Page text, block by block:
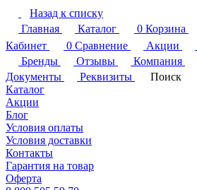
Назад к списку
Главная
Каталог 0 Корзина
Кабинет
0 Сравнение Акции
Бренды
Отзывы Компания
Документы
Реквизиты Поиск
Каталог
Акции
Блог
Условия оплаты
Условия доставки
Контакты
Гарантия на товар
Оферта